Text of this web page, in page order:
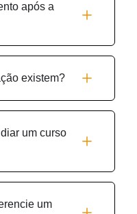
após a
existem?
um curso
um